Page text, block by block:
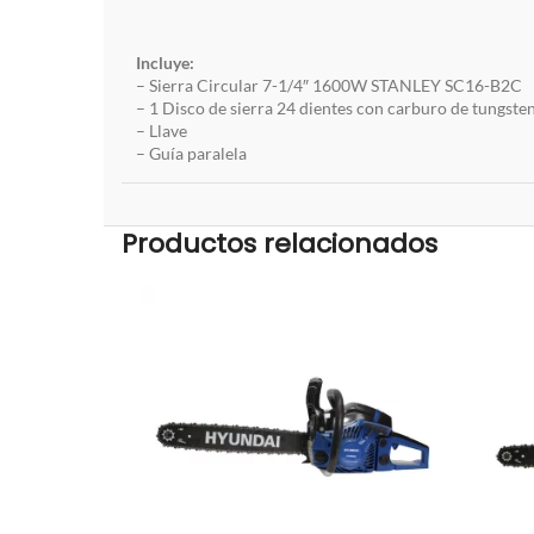
Incluye:
– Sierra Circular 7-1/4″ 1600W STANLEY SC16-B2C
– 1 Disco de sierra 24 dientes con carburo de
– Llave
– Guía paralela
Productos relacionados